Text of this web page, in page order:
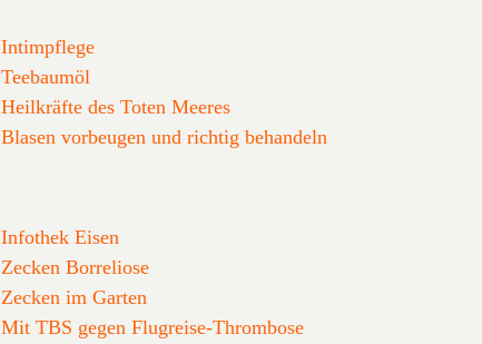
Intimpflege
Teebaumöl
Heilkräfte des Toten Meeres
Blasen vorbeugen und richtig behandeln
Infothek Eisen
Zecken Borreliose
Zecken im Garten
Mit TBS gegen Flugreise-Thrombose